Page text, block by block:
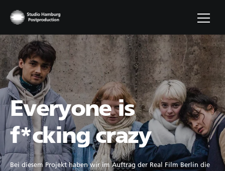
Everyone is
f*cking crazy
Bei diesem Projekt haben wir im Auftrag der Real Film Berlin die